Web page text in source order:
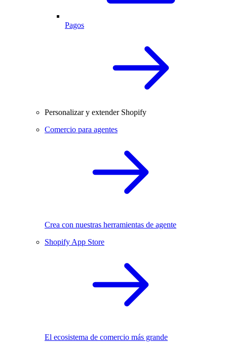
Pagos
Personalizar y extender Shopify
Comercio para agentes
Crea con nuestras herramientas de agente
Shopify App Store
El ecosistema de comercio más grande